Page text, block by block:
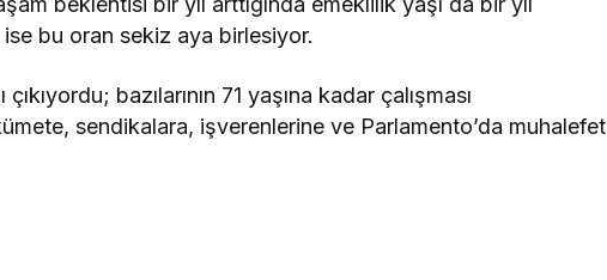
bu oran sekiz aya birlesiyor.
bazılarının 71 yaşına kadar çalışması
sendikalara, işverenlerine ve Parlamento’da muhalefet